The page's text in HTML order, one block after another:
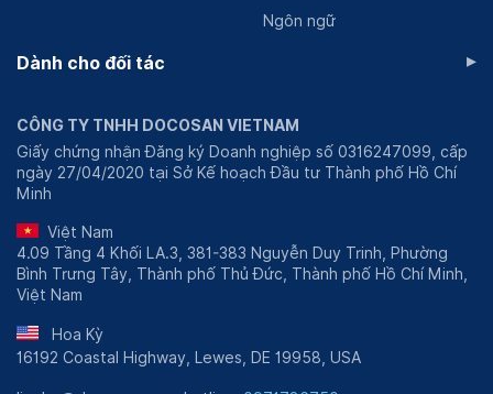
rất nhiều bệnh nhân lựa chọn để khám và điều trị. Bởi
Hương còn là nơi tạo dựng mối quan hệ tin cậy với bệnh
nhân thông qua sự quan tâm và lắng nghe đối với nhu
cầu riêng của từng bệnh nhân.
Chuyên khoa
Phòng khám Chuyên khoa Tai Mũi Họng và Ung bướu
BSCKI Nguyễn Đức Hương có 2 chuyên khoa chính là
Tai Mũi Họng và Ung bướu. Trong đó, BSCKI Nguyễn
Đức Hương là người đảm nhiệm vị trí chuyên môn chính
tại phòng khám. Với hơn 15 năm kinh nghiệm trong lĩnh
Ngôn ngữ
Dành cho đối tác ▸
CÔNG TY TNHH DOCOSAN VIETNAM
Giấy chứng nhận Đăng ký Doanh nghiệp số 0316247099, cấp
ngày 27/04/2020 tại Sở Kế hoạch Đầu tư Thành phố Hồ Chí
Minh
Việt Nam
4.09 Tầng 4 Khối LA.3, 381-383 Nguyễn Duy Trinh, Phường
Bình Trưng Tây, Thành phố Thủ Đức, Thành phố Hồ Chí Minh,
Việt Nam
Hoa Kỳ
16192 Coastal Highway, Lewes, DE 19958, USA